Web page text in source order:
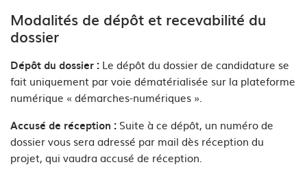
Modalités de dépôt et recevabilité du
dossier
Dépôt du dossier : Le dépôt du dossier de candidature se
fait uniquement par voie dématérialisée sur la plateforme
numérique « démarches-numériques ».
Accusé de réception : Suite à ce dépôt, un numéro de
dossier vous sera adressé par mail dès réception du
projet, qui vaudra accusé de réception.